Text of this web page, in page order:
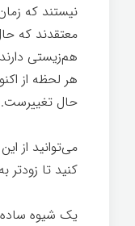
نیستند که
معتقدند که
هم‌زیستی
هر لحظه از
حال تغییرست.
می‌توانید از
کنید تا زودتر
یک شیوه ساده